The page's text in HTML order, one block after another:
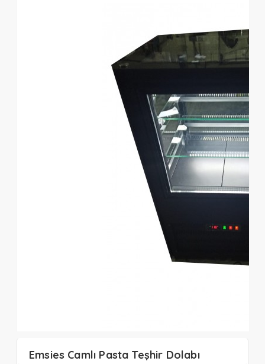
Emsies Camlı Pasta Teşhir Dolabı